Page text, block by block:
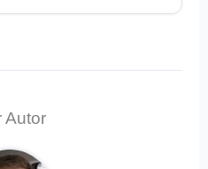
Autor